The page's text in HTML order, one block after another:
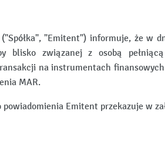
"Emitent") informuje, że w
blisko związanej z osobą
na instrumentach
MAR.
powiadomienia Emitent przekazuje w